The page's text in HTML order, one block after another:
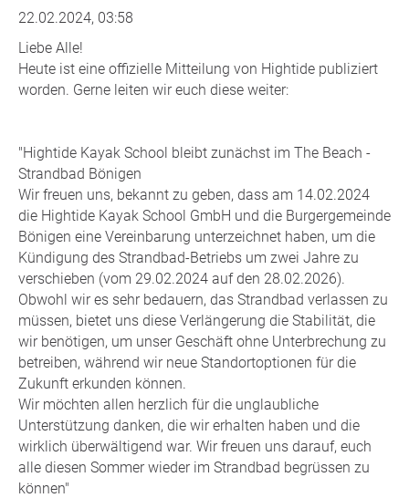
22.02.2024, 03:58
Liebe Alle!
Heute ist eine offizielle Mitteilung von Hightide publiziert
worden. Gerne leiten wir euch diese weiter:
"Hightide Kayak School bleibt zunächst im The Beach -
Strandbad Bönigen
Wir freuen uns, bekannt zu geben, dass am 14.02.2024
die Hightide Kayak School GmbH und die Burgergemeinde
Bönigen eine Vereinbarung unterzeichnet haben, um die
Kündigung des Strandbad-Betriebs um zwei Jahre zu
verschieben (vom 29.02.2024 auf den 28.02.2026).
Obwohl wir es sehr bedauern, das Strandbad verlassen zu
müssen, bietet uns diese Verlängerung die Stabilität, die
wir benötigen, um unser Geschäft ohne Unterbrechung zu
betreiben, während wir neue Standortoptionen für die
Zukunft erkunden können.
Wir möchten allen herzlich für die unglaubliche
Unterstützung danken, die wir erhalten haben und die
wirklich überwältigend war. Wir freuen uns darauf, euch
alle diesen Sommer wieder im Strandbad begrüssen zu
können"